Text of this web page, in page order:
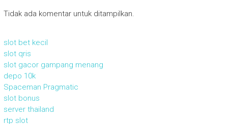
Tidak ada komentar untuk ditampilkan.
slot bet kecil
slot qris
slot gacor gampang menang
depo 10k
Spaceman Pragmatic
slot bonus
server thailand
rtp slot